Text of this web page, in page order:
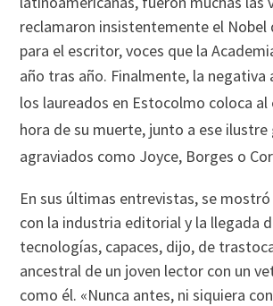
reclamaron insistentemente el Nobel
para el escritor, voces que la
año tras año. Finalmente, la negativa
los laureados en Estocolmo coloca
hora de su muerte, junto a ese ilustre
agraviados como Joyce, Borges o
En sus últimas entrevistas, se
con la industria editorial y la llegada
tecnologías, capaces, dijo, de
ancestral de un joven lector con un
como él. «Nunca antes, ni siquiera